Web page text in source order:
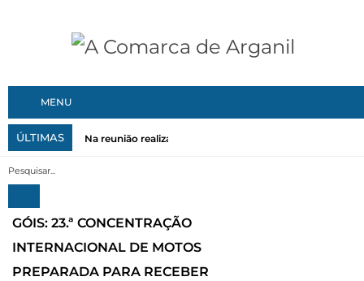
MENU
ÚLTIMAS Na reunião realizada no dia 27 de Julho, a Câmara
GÓIS: 23.ª CONCENTRAÇÃO
INTERNACIONAL DE MOTOS
PREPARADA PARA RECEBER